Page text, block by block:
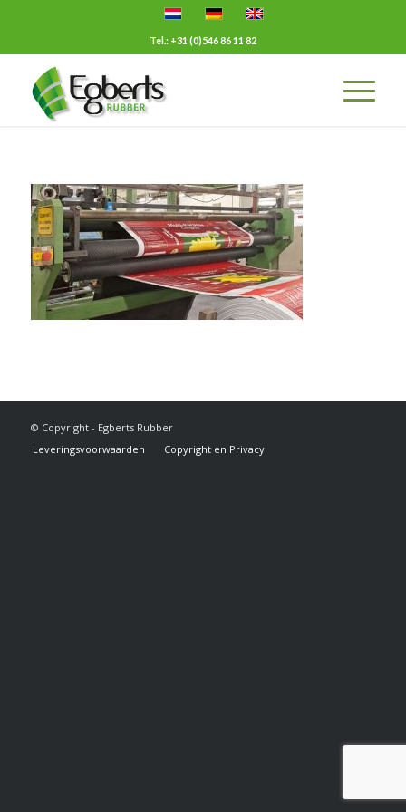
Tel.: +31 (0)546 86 11 82
© Copyright - Egberts Rubber
Leveringsvoorwaarden
Copyright en Privacy